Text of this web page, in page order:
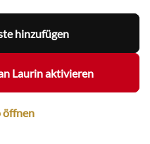
hinzufügen
Laurin aktivieren
öffnen